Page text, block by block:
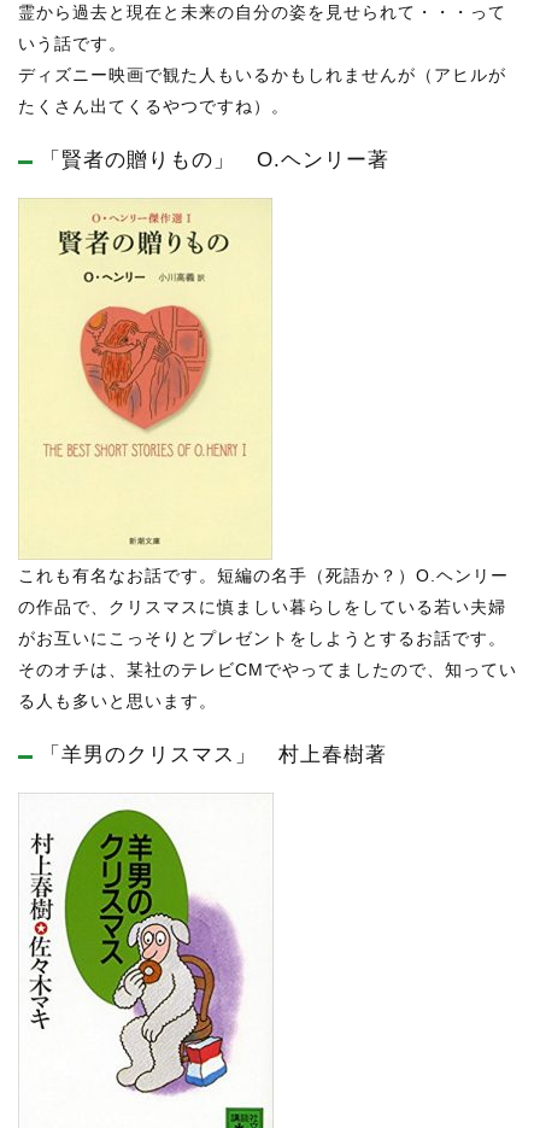
霊から過去と現在と未来の自分の姿を見せられて・・・って
いう話です。
ディズニー映画で観た人もいるかもしれませんが（アヒルが
たくさん出てくるやつですね）。
「賢者の贈りもの」 O.ヘンリー著
これも有名なお話です。短編の名手（死語か？）O.ヘンリー
の作品で、クリスマスに慎ましい暮らしをしている若い夫婦
がお互いにこっそりとプレゼントをしようとするお話です。
そのオチは、某社のテレビCMでやってましたので、知ってい
る人も多いと思います。
「羊男のクリスマス」 村上春樹著